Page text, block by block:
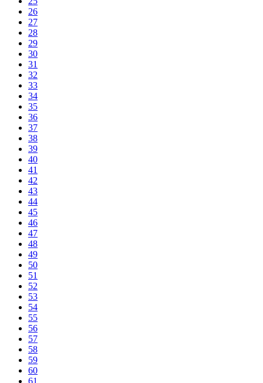
26
27
28
29
30
31
32
33
34
35
36
37
38
39
40
41
42
43
44
45
46
47
48
49
50
51
52
53
54
55
56
57
58
59
60
61